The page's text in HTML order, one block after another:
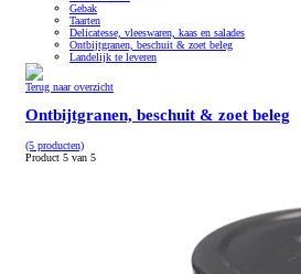
Gebak
Taarten
Delicatesse, vleeswaren, kaas en salades
Ontbijtgranen, beschuit & zoet beleg
Landelijk te leveren
Terug naar overzicht
Ontbijtgranen, beschuit & zoet beleg
(5 producten)
Product 5 van 5